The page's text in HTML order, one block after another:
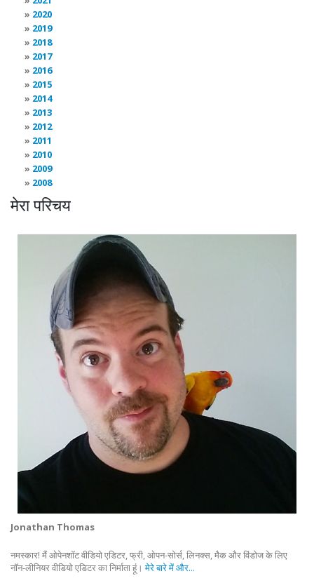
2020
2019
2018
2017
2016
2015
2014
2013
2012
2011
2010
2009
2008
मेरा परिचय
Jonathan Thomas
नमस्कार! मैं ओपेनशॉट वीडियो एडिटर, फ्री, ओपन-सोर्स, लिनक्स, मैक और विंडोज के लिए
नॉन-लीनियर वीडियो एडिटर का निर्माता हूं।मेरे बारे में और...